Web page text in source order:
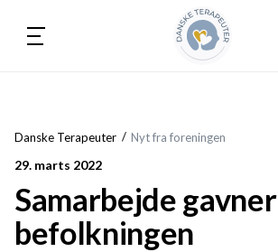
Danske Terapeuter Nyt fra foreningen
29. marts 2022
Samarbejde gavner
befolkningen